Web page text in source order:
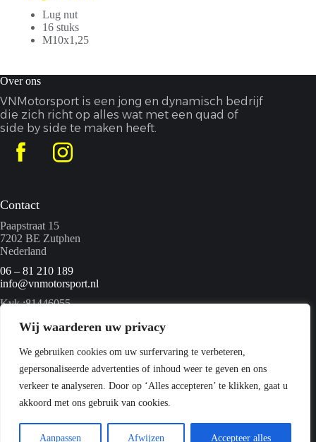
Wij waarderen uw privacy
We gebruiken cookies om uw surfervaring te verbeteren,
gepersonaliseerde advertenties of inhoud weer te geven en ons
verkeer te analyseren. Door op ‘Alles accepteren’ te klikken, gaat u
akkoord met ons gebruik van cookies.
Aanpassen Afwijzen Accepteer alles
Lug nut
16 stuks
M10x1,25
Over ons
VNMotorsport is een jong en dynamisch bedrijf
die zich richt op alles wat met een quad of
side by side te maken heeft.
Contact
Paapstraat 15
7202 BE Zutphen
Nederland
06 – 81 210 189
info@vnmotorsport.nl
Kvk :81446055
Menu
Home
Quads
Over ons